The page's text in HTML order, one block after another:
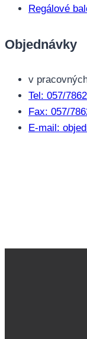
Regálové
Objednávky
v
Tel: 057/
Fax: 057/
E-mail: